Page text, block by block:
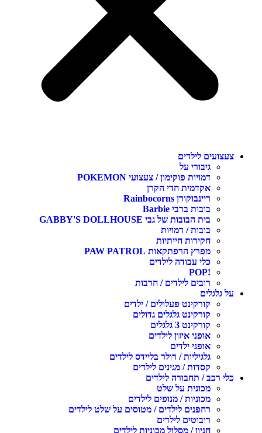
לילדים
גיבורי על
דמויות פוקימון / צעצועי POKEMON
אקדמית חדי הקרן
ריינבוקורן Rainbocorns
בובות ברבי Barbie
בית הבובות של גבי GABBY'S DOLLHOUSE
בובות / דמויות
חקירות חייתיות
מפרץ הרפתקאות PAW PATROL
כלי עבודה לילדים
רובים לילדים / חרבות
גלגלים
קורקינט פעלולים / ילדים
קורקינט גלגלים גדולים
קורקינט 3 גלגלים
אופני איזון לילדים
אופני ילדים
גלגיליות / רולר בליידס לילדים
קסדות / מגינים לילדים
רכב / תחבורה לילדים
מכונית על שלט
מכוניות / מנופים לילדים
רחפנים לילדים / מטוסים על שלט לילדים
רובוטים לילדים
חניון / מסלול מכוניות לילדים